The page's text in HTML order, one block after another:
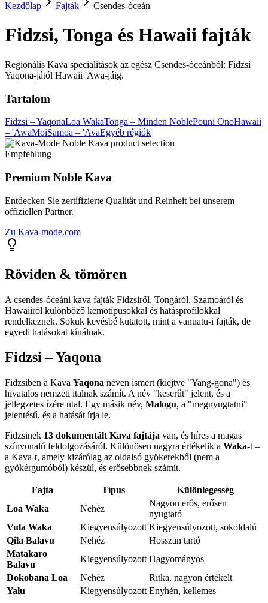
Kezdőlap Fajták Csendes-óceán
Fidzsi, Tonga és Hawaii fajták
Regionális Kava specialitások az egész Csendes-óceánból: Fidzsi
Yaqona-jától Hawaii 'Awa-jáig.
Tartalom
Fidzsi – YaqonaLoa WakaTonga – Minden NoblePouni OnoHawaii
– 'AwaMoiSamoa – 'AvaEgyéb régiók
Empfehlung
Premium Noble Kava
Entdecken Sie zertifizierte Qualität und Reinheit bei unserem
offiziellen Partner.
Zu Kava-mode.com
Röviden & tömören
A csendes-óceáni kava fajták Fidzsiről, Tongáról, Szamoáról és
Hawaiiról különböző kemotípusokkal és hatásprofilokkal
rendelkeznek. Sokuk kevésbé kutatott, mint a vanuatu-i fajták, de
egyedi hatásokat kínálnak.
Fidzsi – Yaqona
Fidzsiben a Kava Yaqona néven ismert (kiejtve "Yang-gona") és
hivatalos nemzeti italnak számít. A név "keserűt" jelent, és a
jellegzetes ízére utal. Egy másik név, Malogu, a "megnyugtatni"
jelentésű, és a hatását írja le.
Fidzsinek 13 dokumentált Kava fajtája van, és híres a magas
színvonalú feldolgozásáról. Különösen nagyra értékelik a Waka-t –
a Kava-t, amely kizárólag az oldalsó gyökerekből (nem a
gyökérgumóból) készül, és erősebbnek számít.
Fajta Típus
Különlegesség
Loa Waka
Nehéz
Nagyon erős, erősen
nyugtató
Vula Waka
Kiegyensúlyozott Kiegyensúlyozott, sokoldalú
Qila Balavu
Nehéz
Hosszan tartó
Matakaro
Balavu
Kiegyensúlyozott Hagyományos
Dokobana Loa
Nehéz
Ritka, nagyon értékelt
Yalu
Kiegyensúlyozott Enyhén, kellemes